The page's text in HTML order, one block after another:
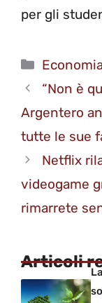
per gli
Categorie
“Non è
Argentero
tutte le sue
Netflix
videogame
rimarrete
Articoli